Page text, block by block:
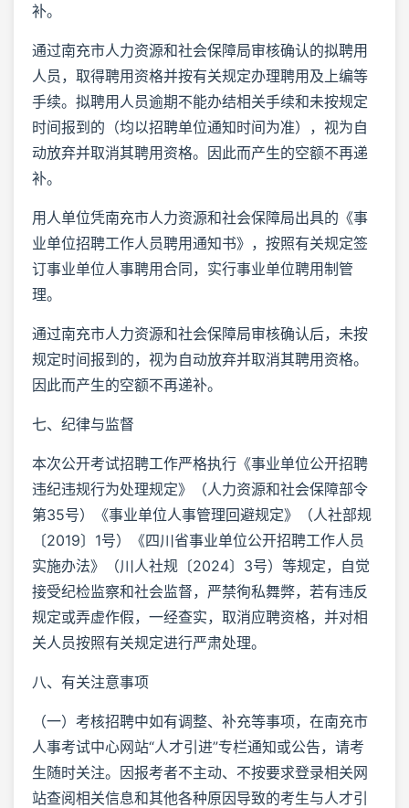
补。
通过南充市人力资源和社会保障局审核确认的拟聘用
人员，取得聘用资格并按有关规定办理聘用及上编等
手续。拟聘用人员逾期不能办结相关手续和未按规定
时间报到的（均以招聘单位通知时间为准），视为自
动放弃并取消其聘用资格。因此而产生的空额不再递
补。
用人单位凭南充市人力资源和社会保障局出具的《事
业单位招聘工作人员聘用通知书》，按照有关规定签
订事业单位人事聘用合同，实行事业单位聘用制管
理。
通过南充市人力资源和社会保障局审核确认后，未按
规定时间报到的，视为自动放弃并取消其聘用资格。
因此而产生的空额不再递补。
七、纪律与监督
本次公开考试招聘工作严格执行《事业单位公开招聘
违纪违规行为处理规定》（人力资源和社会保障部令
第35号）《事业单位人事管理回避规定》（人社部规
〔2019〕1号）《四川省事业单位公开招聘工作人员
实施办法》（川人社规〔2024〕3号）等规定，自觉
接受纪检监察和社会监督，严禁徇私舞弊，若有违反
规定或弄虚作假，一经查实，取消应聘资格，并对相
关人员按照有关规定进行严肃处理。
八、有关注意事项
（一）考核招聘中如有调整、补充等事项，在南充市
人事考试中心网站“人才引进”专栏通知或公告，请考
生随时关注。因报考者不主动、不按要求登录相关网
站查阅相关信息和其他各种原因导致的考生与人才引